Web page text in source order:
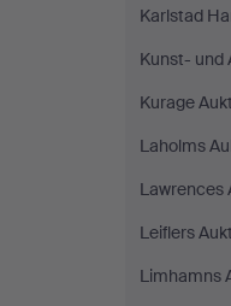
Karlstad
Kunst- und
Kurage
Laholms
Lawrences
Leiflers
Limhamns